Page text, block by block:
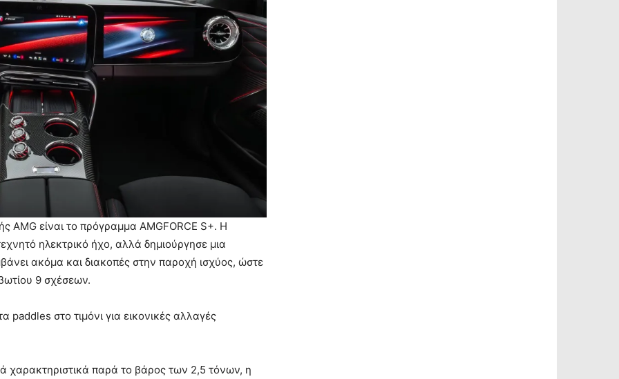
AMG είναι το πρόγραμμα AMGFORCE S+. Η
ηλεκτρικό ήχο, αλλά δημιούργησε μια
ακόμα και διακοπές στην παροχή ισχύος, ώστε
9 σχέσεων.
paddles στο τιμόνι για εικονικές αλλαγές
χαρακτηριστικά παρά το βάρος των 2,5 τόνων, η